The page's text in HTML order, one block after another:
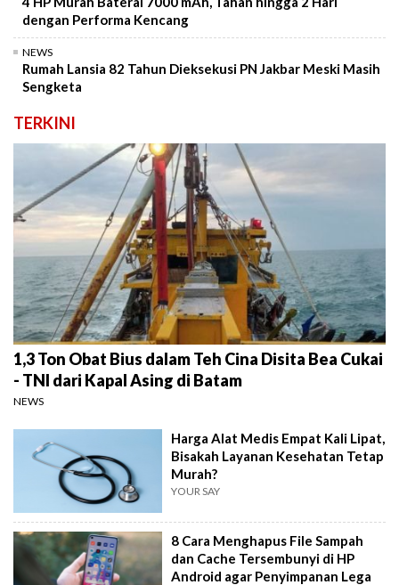
dengan Performa Kencang
NEWS
Rumah Lansia 82 Tahun Dieksekusi PN Jakbar Meski Masih
Sengketa
TERKINI
1,3 Ton Obat Bius dalam Teh Cina Disita Bea Cukai
- TNI dari Kapal Asing di Batam
NEWS
Harga Alat Medis Empat Kali Lipat,
Bisakah Layanan Kesehatan Tetap
Murah?
YOUR SAY
8 Cara Menghapus File Sampah
dan Cache Tersembunyi di HP
Android agar Penyimpanan Lega